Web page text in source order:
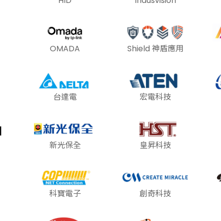
OMADA Shield 神盾應用
台達電 宏電科技
新光保全 皇昇科技
科寶電子 創奇科技